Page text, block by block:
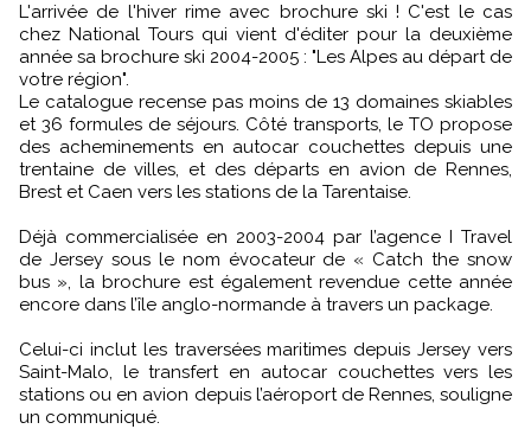
L'arrivée de l'hiver rime avec brochure ski ! C'est le cas
chez National Tours qui vient d'éditer pour la deuxième
année sa brochure ski 2004-2005 : "Les Alpes au départ de
votre région".
Le catalogue recense pas moins de 13 domaines skiables
et 36 formules de séjours. Côté transports, le TO propose
des acheminements en autocar couchettes depuis une
trentaine de villes, et des départs en avion de Rennes,
Brest et Caen vers les stations de la Tarentaise.
Déjà commercialisée en 2003-2004 par l’agence I Travel
de Jersey sous le nom évocateur de « Catch the snow
bus », la brochure est également revendue cette année
encore dans l’île anglo-normande à travers un package.
Celui-ci inclut les traversées maritimes depuis Jersey vers
Saint-Malo, le transfert en autocar couchettes vers les
stations ou en avion depuis l’aéroport de Rennes, souligne
un communiqué.